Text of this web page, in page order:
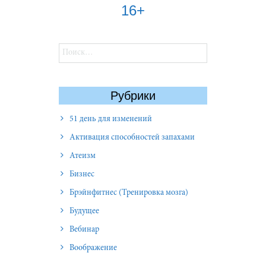
16+
Найти:
Рубрики
51 день для изменений
Активация способностей запахами
Атеизм
Бизнес
Брэйнфитнес (Тренировка мозга)
Будущее
Вебинар
Воображение